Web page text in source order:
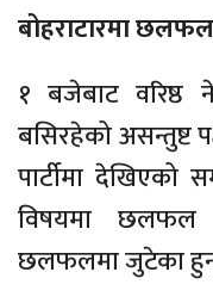
बोहराटारमा छलफल
१ बजेबाट वरिष्ठ
बसिरहेको असन्तुष्ट
पार्टीमा देखिएको
विषयमा छलफल
छलफलमा जुटेका